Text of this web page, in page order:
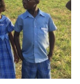
تحدث
بأمان
موقعنا